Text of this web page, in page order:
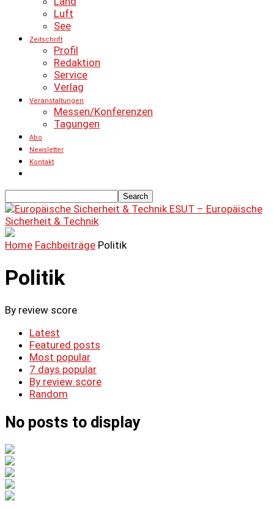
Luft
See
Zeitschrift
Profil
Redaktion
Service
Verlag
Veranstaltungen
Messen/Konferenzen
Tagungen
Abo
Newsletter
Kontakt
ESUT – Europäische
Sicherheit & Technik
Home Fachbeiträge Politik
Politik
By review score
Latest
Featured posts
Most popular
7 days popular
By review score
Random
No posts to display